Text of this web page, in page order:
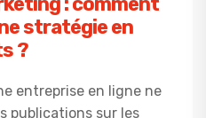
stratégie en
?
entreprise en ligne ne
publications sur les